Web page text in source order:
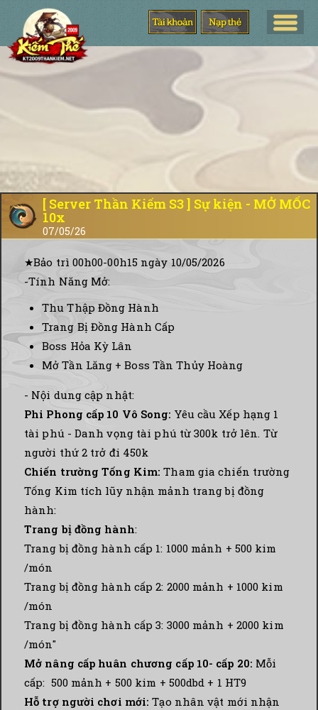
[ Server Thần Kiếm S3 ] Sự kiện - MỞ MỐC
10x
07/05/26
★Bảo trì 00h00-00h15 ngày 10/05/2026
-Tính Năng Mở:
Thu Thập Đồng Hành
Trang Bị Đồng Hành Cấp
Boss Hỏa Kỳ Lân
Mở Tần Lăng + Boss Tần Thủy Hoàng
- Nội dung cập nhật:
Phi Phong cấp 10 Vô Song: Yêu cầu Xếp hạng 1
tài phú - Danh vọng tài phú từ 300k trở lên. Từ
người thứ 2 trở đi 450k
Chiến trường Tống Kim: Tham gia chiến trường
Tống Kim tích lũy nhận mảnh trang bị đồng
hành:
Trang bị đồng hành:
Trang bị đồng hành cấp 1: 1000 mảnh + 500 kim
/món
Trang bị đồng hành cấp 2: 2000 mảnh + 1000 kim
/món
Trang bị đồng hành cấp 3: 3000 mảnh + 2000 kim
/món"
Mở nâng cấp huân chương cấp 10- cấp 20: Mỗi
cấp: 500 mảnh + 500 kim + 500dbd + 1 HT9
Hỗ trợ người chơi mới:Tạo nhân vật mới nhận